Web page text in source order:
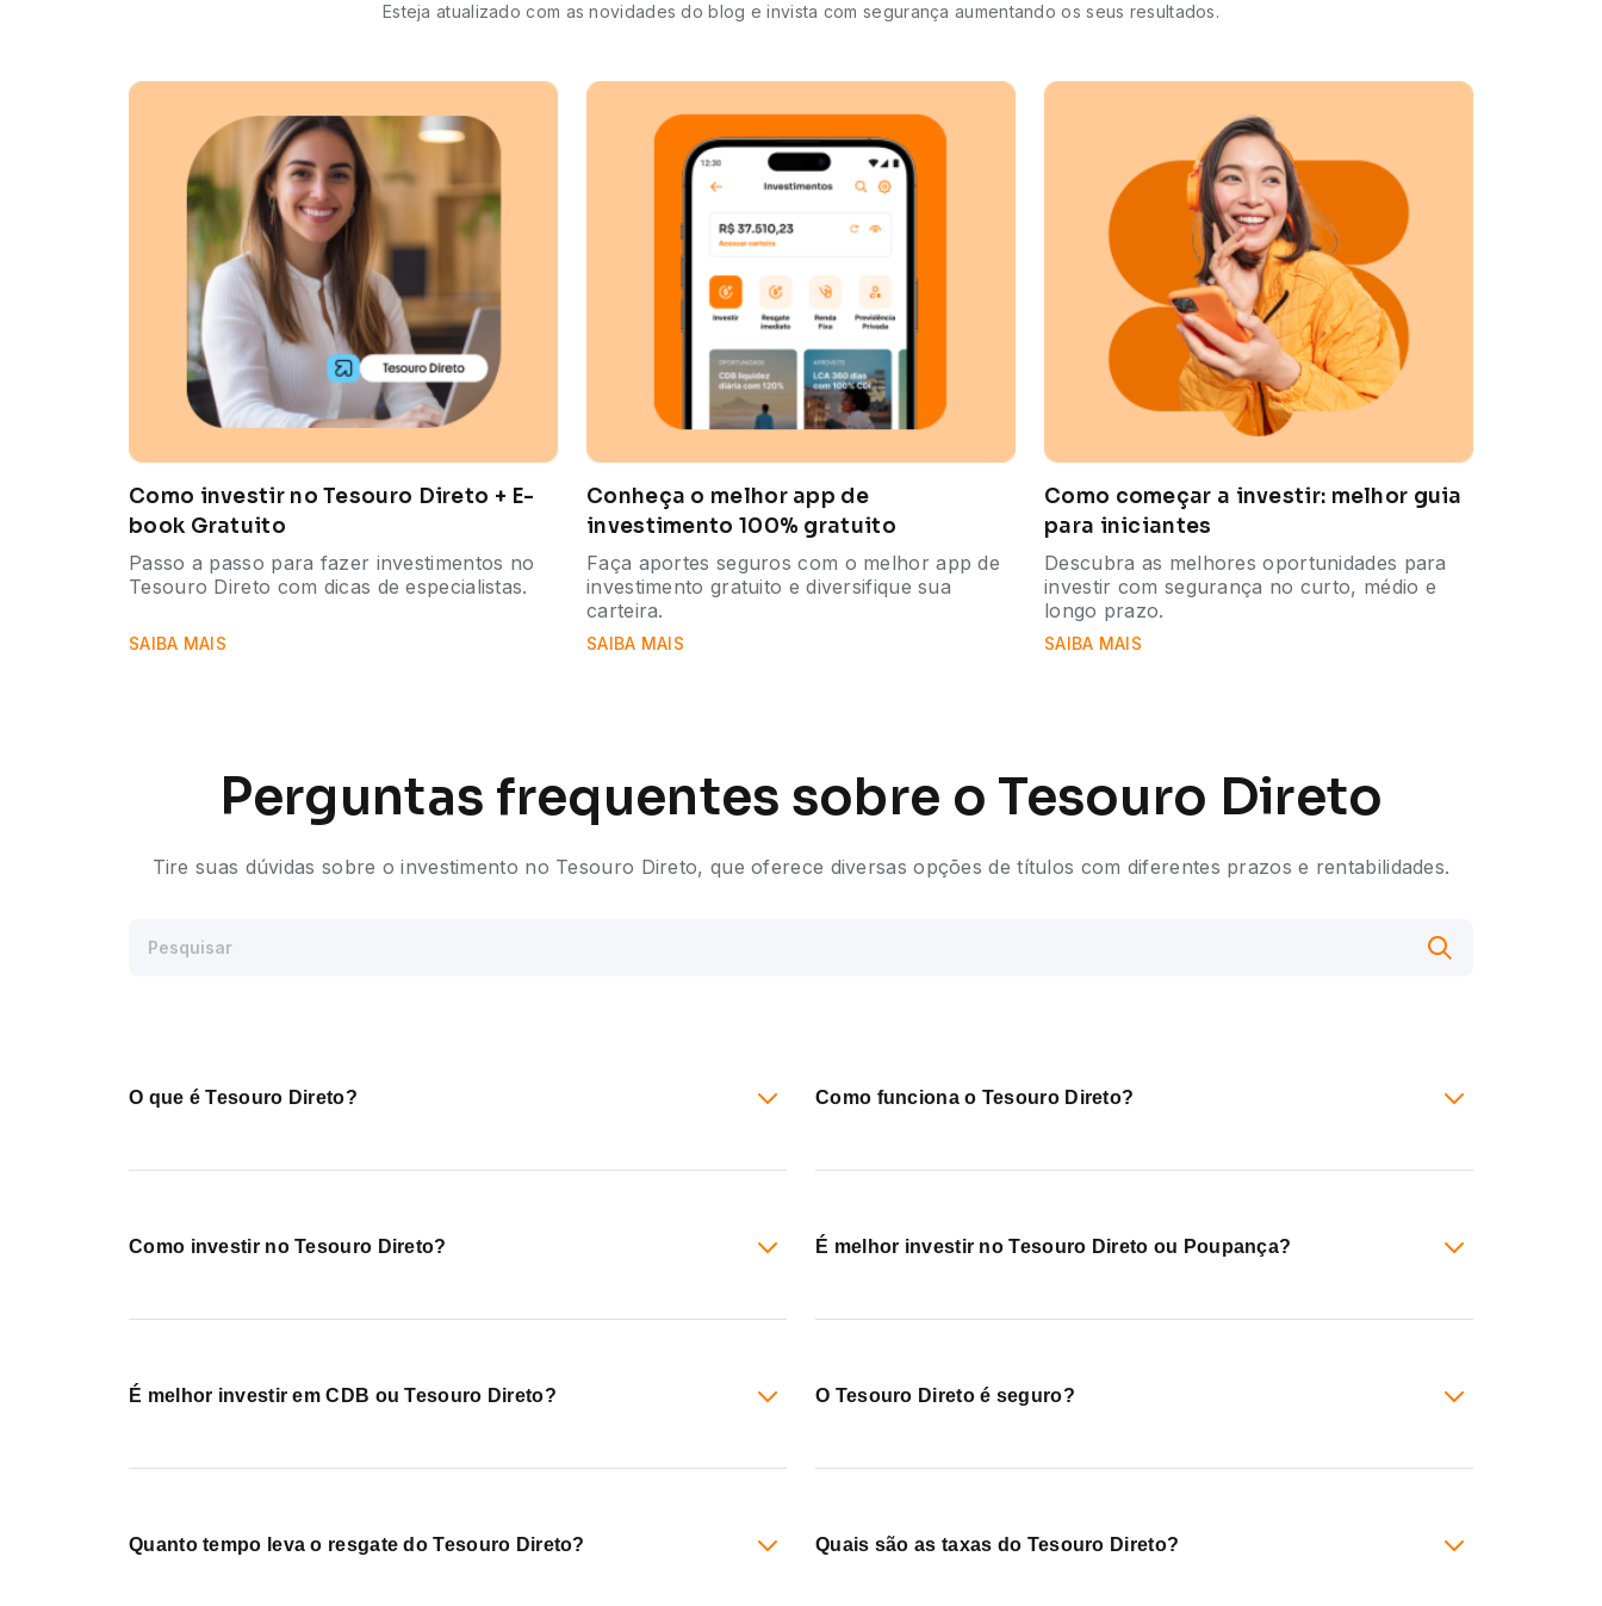
Esteja atualizado com as novidades do blog e invista com segurança aumentando os seus resultados.
Como investir no Tesouro Direto + E-
book Gratuito
Passo a passo para fazer investimentos no
Tesouro Direto com dicas de especialistas.
SAIBA MAIS
Conheça o melhor app de
investimento 100% gratuito
Faça aportes seguros com o melhor app de
investimento gratuito e diversifique sua
carteira.
SAIBA MAIS
Como começar a investir: melhor guia
para iniciantes
Descubra as melhores oportunidades para
investir com segurança no curto, médio e
longo prazo.
SAIBA MAIS
Perguntas frequentes sobre o Tesouro Direto
Tire suas dúvidas sobre o investimento no Tesouro Direto, que oferece diversas opções de títulos com diferentes prazos e rentabilidades.
O que é Tesouro Direto? Como funciona o Tesouro Direto?
Como investir no Tesouro Direto? É melhor investir no Tesouro Direto ou Poupança?
É melhor investir em CDB ou Tesouro Direto? O Tesouro Direto é seguro?
Quanto tempo leva o resgate do Tesouro Direto? Quais são as taxas do Tesouro Direto?